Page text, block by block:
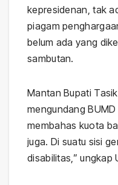
kepresidenan, tak
piagam
belum ada yang
sambutan.
Mantan Bupati
mengundang
membahas kuota
juga. Di suatu sisi
disabilitas,” ungkap